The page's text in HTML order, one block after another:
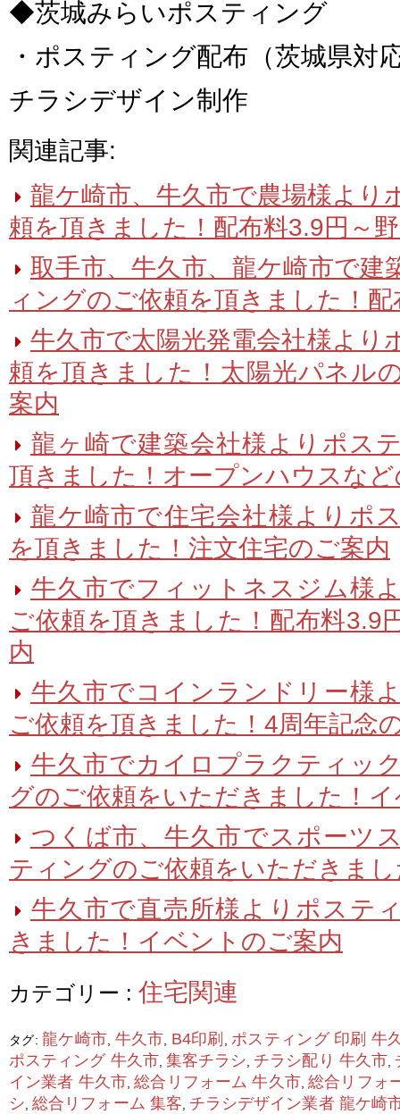
◆茨城みらいポスティング
・ポスティング配布（茨城県対
チラシデザイン制作
関連記事:
龍ケ崎市、牛久市で農場様より
頼を頂きました！配布料3.9円～
取手市、牛久市、龍ケ崎市で建
ィングのご依頼を頂きました！
牛久市で太陽光発電会社様より
頼を頂きました！太陽光パネル
案内
龍ヶ崎で建築会社様よりポス
頂きました！オープンハウスな
龍ケ崎市で住宅会社様よりポ
を頂きました！注文住宅のご案内
牛久市でフィットネスジム様
ご依頼を頂きました！配布料3.9
内
牛久市でコインランドリー様
ご依頼を頂きました！4周年記念
牛久市でカイロプラクティッ
グのご依頼をいただきました！
つくば市、牛久市でスポーツ
ティングのご依頼をいただきま
牛久市で直売所様よりポステ
きました！イベントのご案内
カテゴリー : 住宅関連
タグ: 龍ケ崎市 牛久市 B4印刷
ポスティング 印刷 牛
ポスティング 牛久市 集客チラシ チラシ配り 牛久市
イン業者 牛久市 ,総合リフォーム 牛久市 ,総合リフォ
シ ,総合リフォーム 集客 チラシデザイン業者 龍ケ崎